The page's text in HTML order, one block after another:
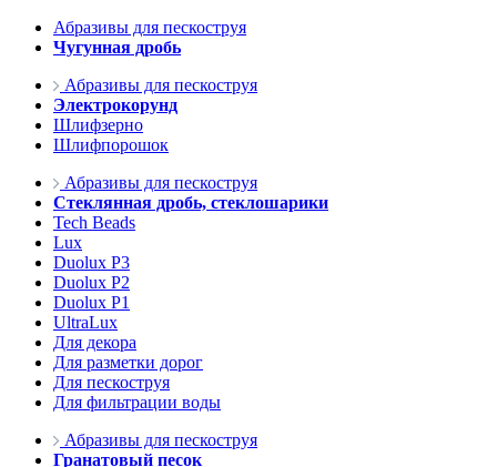
Абразивы для пескоструя
Чугунная дробь
Абразивы для пескоструя
Электрокорунд
Шлифзерно
Шлифпорошок
Абразивы для пескоструя
Стеклянная дробь, стеклошарики
Tech Beads
Lux
Duolux P3
Duolux P2
Duolux P1
UltraLux
Для декора
Для разметки дорог
Для пескоструя
Для фильтрации воды
Абразивы для пескоструя
Гранатовый песок